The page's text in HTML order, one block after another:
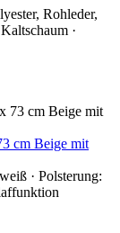
Rohleder,
·
cm Beige mit
· Polsterung: